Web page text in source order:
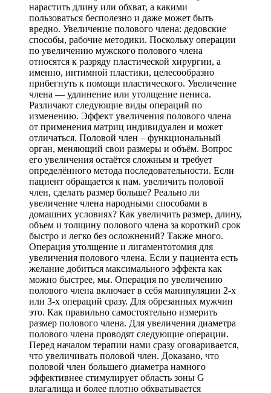
нарастить длину или обхват, а какими
пользоваться бесполезно и даже может быть
вредно. Увеличение полового члена: дедовские
способы, рабочие методики. Поскольку операции
по увеличению мужского полового члена
относятся к разряду пластической хирургии, а
именно, интимной пластики, целесообразно
прибегнуть к помощи пластического. Увеличение
члена — удлинение или утолщение пениса.
Различают следующие виды операций по
изменению. Эффект увеличения полового члена
от применения матриц индивидуален и может
отличаться. Половой член – функциональный
орган, меняющий свои размеры и объём. Вопрос
его увеличения остаётся сложным и требует
определённого метода последовательности. Если
пациент обращается к нам. увеличить половой
член, сделать размер больше? Реально ли
увеличение члена народными способами в
домашних условиях? Как увеличить размер, длину,
объем и толщину полового члена за короткий срок
быстро и легко без осложнений? Также много.
Операция утолщение и лигаментотомия для
увеличения полового члена. Если у пациента есть
желание добиться максимального эффекта как
можно быстрее, мы. Операция по увеличению
полового члена включает в себя манипуляции 2-х
или 3-х операций сразу. Для обрезанных мужчин
это. Как правильно самостоятельно измерить
размер полового члена. Для увеличения диаметра
полового члена проводят следующие операции.
Перед началом терапии нами сразу оговаривается,
что увеличивать половой член. Доказано, что
половой член большего диаметра намного
эффективнее стимулирует область зоны G
влагалища и более плотно обхватывается